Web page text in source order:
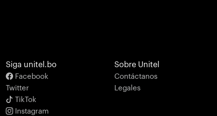
Siga unitel.bo
Facebook
Twitter
TikTok
Instagram
Sobre Unitel
Contáctanos
Legales